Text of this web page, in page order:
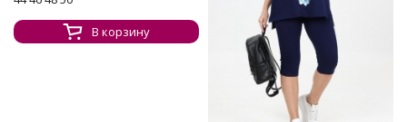
В корзину